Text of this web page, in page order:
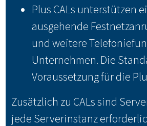
Plus CALs unterstützen
ausgehende
und weitere
Unternehmen. Die
Voraussetzung für die
Zusätzlich zu CALs sind
jede Serverinstanz